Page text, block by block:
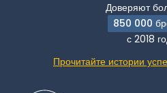
Доверяют
850 000
с 2018
Прочитайте истории